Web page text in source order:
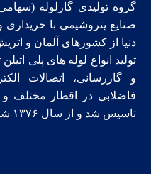
گروه تولیدی گازلوله
صنایع پتروشیمی با
دنیا از کشورهای آلمان و
تولید انواع لوله های پلی
و گازرسانی، اتصالات
تاسیس شد و از سال ۱۳۷۶ شروع به فعالیت نموده است.